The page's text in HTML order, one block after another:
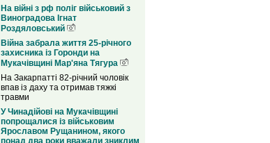
На війні з рф поліг військовий з
Виноградова Ігнат
Роздяловський
Війна забрала життя 25-річного
захисника із Горонди на
Мукачівщині Мар'яна Тягура
На Закарпатті 82-річний чоловік
впав із даху та отримав тяжкі
травми
У Чинадійові на Мукачівщині
попрощалися із військовим
Ярославом Рущанином, якого